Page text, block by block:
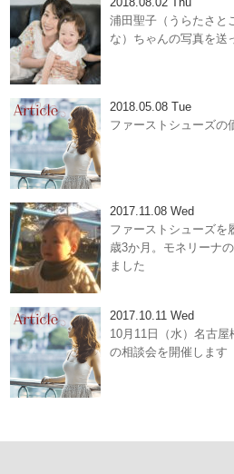
2018.08.02 Thu
浦田聖子（うらたさと
な）ちゃんの写真を送
2018.05.08 Tue
ファーストシューズの
2017.11.08 Wed
ファーストシューズを
歳3か月。モネリーナ
ました
2017.10.11 Wed
10月11日（水）名古
の相談会を開催します